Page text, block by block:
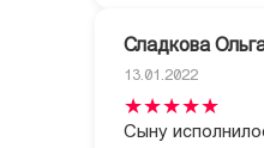
Сладкова
13.01.2022
Сыну